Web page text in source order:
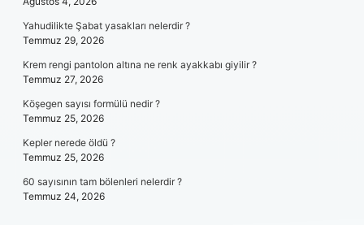
Yahudilikte Şabat yasakları nelerdir ?
Temmuz 29, 2026
Krem rengi pantolon altına ne renk ayakkabı giyilir ?
Temmuz 27, 2026
Köşegen sayısı formülü nedir ?
Temmuz 25, 2026
Kepler nerede öldü ?
Temmuz 25, 2026
60 sayısının tam bölenleri nelerdir ?
Temmuz 24, 2026